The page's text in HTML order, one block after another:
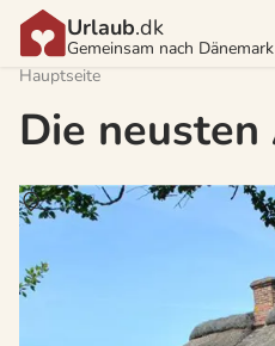
Urlaub.dk
Gemeinsam nach Dänemark
Hauptseite
Die
ÜberHöjer